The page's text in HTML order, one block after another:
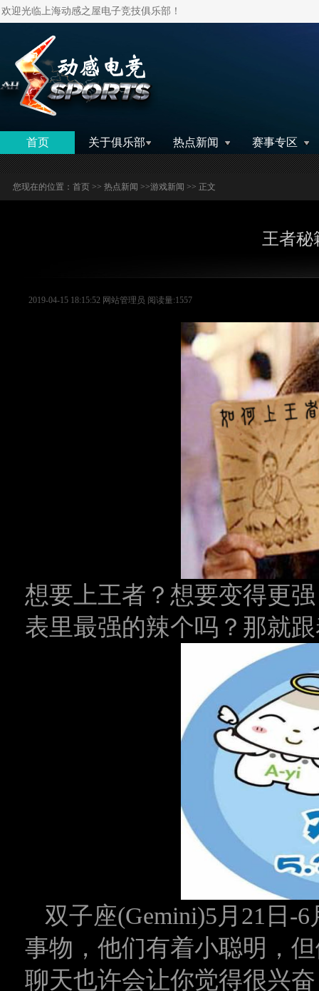
欢迎光临上海动感之屋电子竞技俱乐部！
首页 关于俱乐部 热点新闻 赛事专区
您现在的位置： 首页 >> 热点新闻 >>游戏新闻 >> 正文
王者秘
2019-04-15 18:15:52 网站管理员 阅读量:1557
想要上王者？想要变得更
表里最强的辣个吗？那就
双子座(Gemini)5月21日-
事物，他们有着小聪明，
聊天也许会让你觉得很兴